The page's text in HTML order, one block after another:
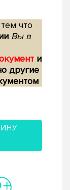
что
Вы в
и
другие